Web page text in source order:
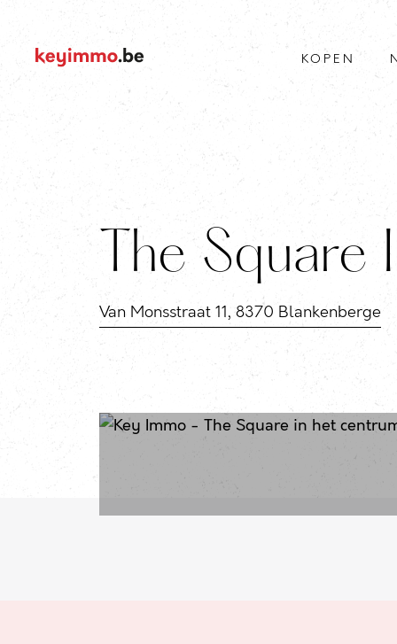
KOPEN
The Square
Van Monsstraat 11, 8370 Blankenberge